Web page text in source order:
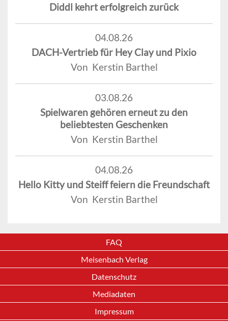
Diddl kehrt erfolgreich zurück
04.08.26
DACH-Vertrieb für Hey Clay und Pixio
Von Kerstin Barthel
03.08.26
Spielwaren gehören erneut zu den
beliebtesten Geschenken
Von Kerstin Barthel
04.08.26
Hello Kitty und Steiff feiern die Freundschaft
Von Kerstin Barthel
FAQ
Meisenbach Verlag
Datenschutz
Mediadaten
Impressum